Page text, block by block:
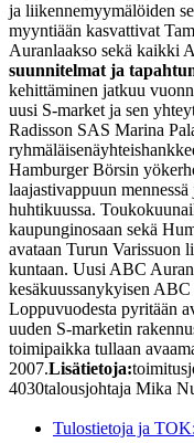
ja liikennemyymälöiden
myyntiään kasvattivat
Auranlaakso sekä kaikki
suunnitelmat ja
kehittäminen jatkuu
uusi S-market ja sen
Radisson SAS Marina
ryhmäläisenä
Hamburger Börsin
laajastivappuun
huhtikuussa. Toukokuun
kaupunginosaan sekä
avataan Turun Varissuon
kuntaan. Uusi ABC
kesäkuussanykyisen ABC
Loppuvuodesta pyritään
uuden S-marketin
toimipaikka tullaan
2007.Lisätietoja:
4030talousjohtaja Mika
Tulostietoja ja